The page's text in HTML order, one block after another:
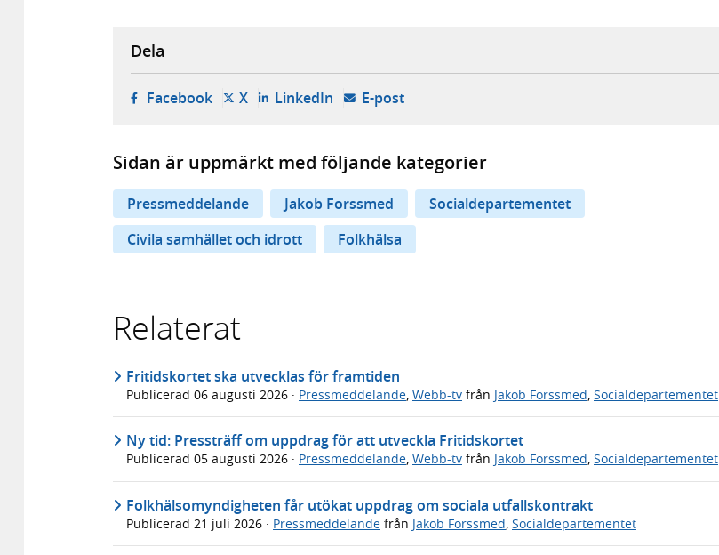
Dela
Facebook- öppnas i ny flik, extern webbplats,
X- öppnas i ny flik, extern webbplats,
LinkedIn- öppnas i ny flik, extern webbplats,
E-post- öppnar din e-postklient,
Sidan är uppmärkt med följande kategorier
Pressmeddelande Jakob Forssmed
Socialdepartementet
Civila samhället och idrott
Folkhälsa
Relaterat
Fritidskortet ska utvecklas för framtiden
Publicerad 06 augusti 2026 · Pressmeddelande Webb-tv från Jakob Forssmed Socialdepartementet
Ny tid: Pressträff om uppdrag för att utveckla Fritidskortet
Publicerad 05 augusti 2026 · Pressmeddelande, Webb-tv från Jakob Forssmed, Socialdepartementet
Folkhälsomyndigheten får utökat uppdrag om sociala utfallskontrakt
Publicerad 21 juli 2026 · Pressmeddelande från Jakob Forssmed, Socialdepartementet